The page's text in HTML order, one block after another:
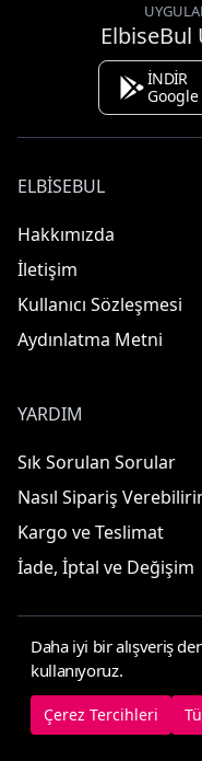
ElbiseBul
İNDİR
Google
ELBISEBUL
Hakkımızda
İletişim
Kullanıcı Sözleşmesi
Aydınlatma Metni
YARDIM
Sık Sorulan Sorular
Nasıl Sipariş
Kargo ve Teslimat
İade, İptal ve Değişim
© 2025
Çerez
Daha iyi bir alışveriş
kullanıyoruz.
Çerez Tercihleri